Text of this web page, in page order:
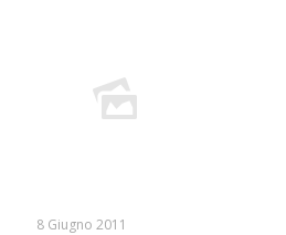
8 Giugno 2011